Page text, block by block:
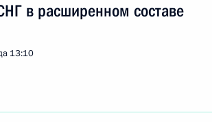
в расширенном составе
13:10